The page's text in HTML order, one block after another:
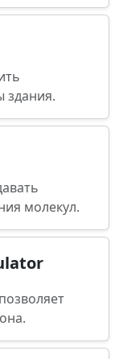
здания.
молекул.